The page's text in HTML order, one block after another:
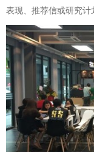
表现、推荐信或研究计